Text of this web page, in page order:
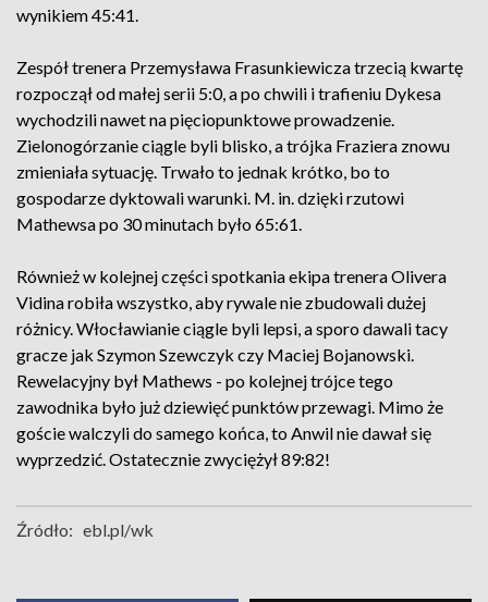
wynikiem 45:41.
Zespół trenera Przemysława Frasunkiewicza trzecią kwartę
rozpoczął od małej serii 5:0, a po chwili i trafieniu Dykesa
wychodzili nawet na pięciopunktowe prowadzenie.
Zielonogórzanie ciągle byli blisko, a trójka Fraziera znowu
zmieniała sytuację. Trwało to jednak krótko, bo to
gospodarze dyktowali warunki. M. in. dzięki rzutowi
Mathewsa po 30 minutach było 65:61.
Również w kolejnej części spotkania ekipa trenera Olivera
Vidina robiła wszystko, aby rywale nie zbudowali dużej
różnicy. Włocławianie ciągle byli lepsi, a sporo dawali tacy
gracze jak Szymon Szewczyk czy Maciej Bojanowski.
Rewelacyjny był Mathews - po kolejnej trójce tego
zawodnika było już dziewięć punktów przewagi. Mimo że
goście walczyli do samego końca, to Anwil nie dawał się
wyprzedzić. Ostatecznie zwyciężył 89:82!
Źródło: ebl.pl/wk